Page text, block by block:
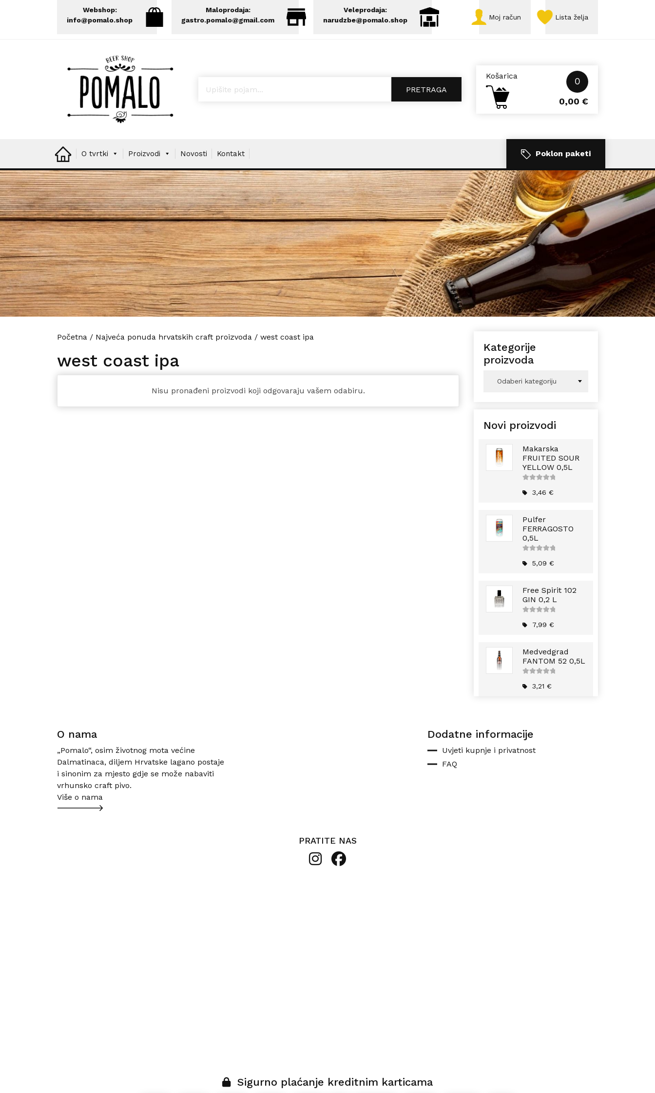
Webshop:
info@pomalo.shop
Maloprodaja:
gastro.pomalo@gmail.com
Veleprodaja:
narudzbe@pomalo.shop
Moj račun Lista želja
PRETRAGA
Košarica 0
0,00 €
O tvrtki Proizvodi Novosti Kontakt Poklon paketi
Početna / Najveća ponuda hrvatskih craft proizvoda / west coast ipa
west coast ipa
Nisu pronađeni proizvodi koji odgovaraju vašem odabiru.
Kategorije
proizvoda
Odaberi kategoriju
Novi proizvodi
Makarska
FRUITED SOUR
YELLOW 0,5L
5
3,46 €
Pulfer
FERRAGOSTO
0,5L
5
5,09 €
Free Spirit 102
GIN 0,2 L
5
7,99 €
Medvedgrad
FANTOM 52 0,5L
5
3,21 €
O nama
„Pomalo“, osim životnog mota većine
Dalmatinaca, diljem Hrvatske lagano postaje
i sinonim za mjesto gdje se može nabaviti
vrhunsko craft pivo.
Više o nama
Dodatne informacije
Uvjeti kupnje i privatnost
FAQ
PRATITE NAS
Sigurno plaćanje kreditnim karticama